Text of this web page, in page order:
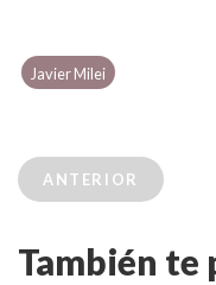
Javier Milei
ANTERIOR
También te